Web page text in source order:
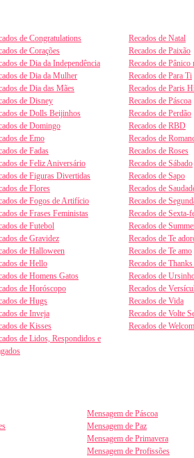
de Congratulations
de Corações
de Dia da Independência
de Dia da Mulher
de Dia das Mães
de Disney
de Dolls Beijinhos
de Domingo
de Emo
de Fadas
de Feliz Aniversário
de Figuras Divertidas
de Flores
de Fogos de Artifício
de Frases Feministas
de Futebol
de Gravidez
de Halloween
de Hello
de Homens Gatos
de Horóscopo
de Hugs
de Inveja
de Kisses
de Lidos, Respondidos e
Recados de Natal
Recados de Paixão
Recados de Pânico
Recados de Para Ti
Recados de Paris
Recados de Páscoa
Recados de Perdão
Recados de RBD
Recados de
Recados de Roses
Recados de Sábado
Recados de Sapo
Recados de
Recados de
Recados de Sexta-
Recados de
Recados de Te
Recados de Te amo
Recados de
Recados de
Recados de
Recados de Vida
Recados de Volte
Recados de
Mensagem de Páscoa
Mensagem de Paz
Mensagem de Primavera
Mensagem de Profissões